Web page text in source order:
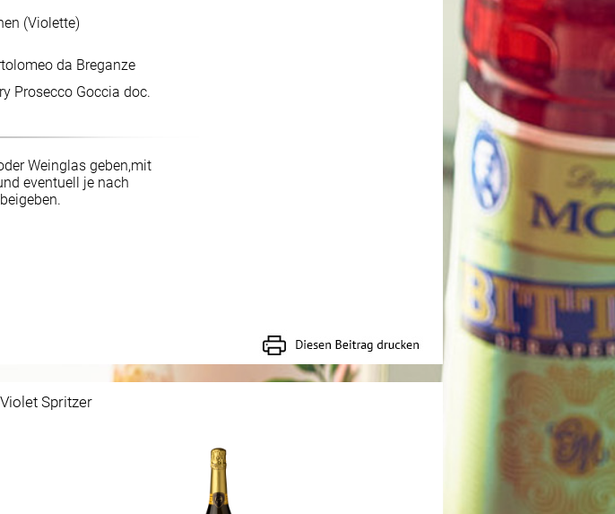
(Violette)
da Breganze
Prosecco Goccia doc.
Weinglas geben,mit
eventuell je nach
Spritzer